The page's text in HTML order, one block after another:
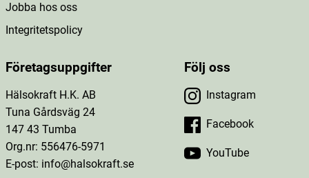
Jobba hos oss
Integritetspolicy
Företagsuppgifter
Hälsokraft H.K. AB
Tuna Gårdsväg 24
147 43 Tumba
Org.nr: 556476-5971
E-post: info@halsokraft.se
Följ oss
Instagram
Facebook
YouTube